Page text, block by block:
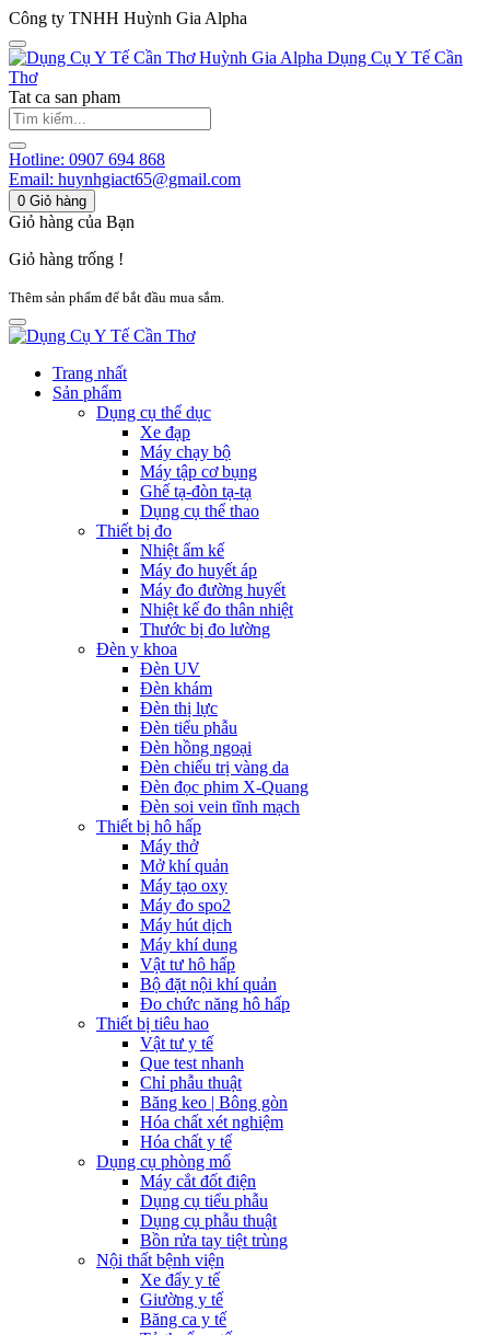
Công ty TNHH Huỳnh Gia Alpha
Huỳnh Gia Alpha Dụng Cụ Y Tế Cần
Thơ
Tat ca san pham
Hotline: 0907 694 868
Email: huynhgiact65@gmail.com
0 Giỏ hàng
Giỏ hàng của Bạn
Giỏ hàng trống !
Thêm sản phẩm để bắt đầu mua sắm.
Trang nhất
Sản phẩm
Dụng cụ thể dục
Xe đạp
Máy chạy bộ
Máy tập cơ bụng
Ghế tạ-đòn tạ-tạ
Dụng cụ thể thao
Thiết bị đo
Nhiệt ẩm kế
Máy đo huyết áp
Máy đo đường huyết
Nhiệt kế đo thân nhiệt
Thước bị đo lường
Đèn y khoa
Đèn UV
Đèn khám
Đèn thị lực
Đèn tiểu phẫu
Đèn hồng ngoại
Đèn chiếu trị vàng da
Đèn đọc phim X-Quang
Đèn soi vein tĩnh mạch
Thiết bị hô hấp
Máy thở
Mở khí quản
Máy tạo oxy
Máy đo spo2
Máy hút dịch
Máy khí dung
Vật tư hô hấp
Bộ đặt nội khí quản
Đo chức năng hô hấp
Thiết bị tiêu hao
Vật tư y tế
Que test nhanh
Chỉ phẫu thuật
Băng keo | Bông gòn
Hóa chất xét nghiệm
Hóa chất y tế
Dụng cụ phòng mổ
Máy cắt đốt điện
Dụng cụ tiểu phẫu
Dụng cụ phẫu thuật
Bồn rửa tay tiệt trùng
Nội thất bệnh viện
Xe đẩy y tế
Giường y tế
Băng ca y tế